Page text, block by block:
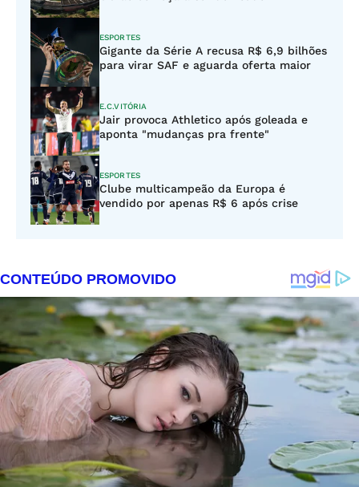
ESPORTES
Gigante da Série A recusa R$ 6,9 bilhões
para virar SAF e aguarda oferta maior
E.C.VITÓRIA
Jair provoca Athletico após goleada e
aponta "mudanças pra frente"
ESPORTES
Clube multicampeão da Europa é
vendido por apenas R$ 6 após crise